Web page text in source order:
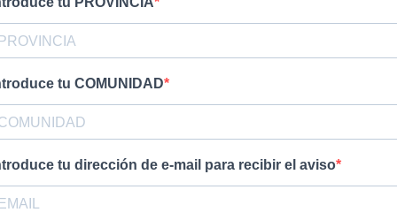
tu COMUNIDAD
tu dirección de e-mail para recibir el aviso